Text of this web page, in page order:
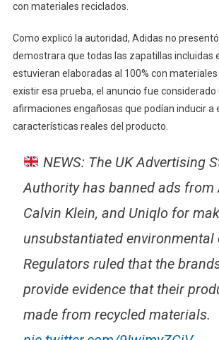
con materiales reciclados.
Como explicó la autoridad, Adidas no
demostrara que todas las zapatillas incluidas
estuvieran elaboradas al 100% con
existir esa prueba, el anuncio fue considerado
afirmaciones engañosas que podían inducir a
características reales del producto.
NEWS: The UK Advertising
Authority has banned ads from
Calvin Klein, and Uniqlo for
unsubstantiated environmental
Regulators ruled that the
provide evidence that their
made from recycled materials.